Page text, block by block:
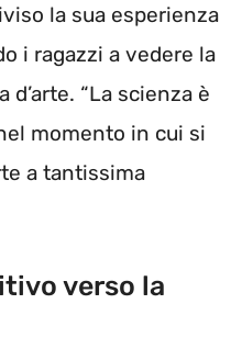
la sua esperienza
i ragazzi a vedere la
“La scienza è
momento in cui si
a tantissima
verso la